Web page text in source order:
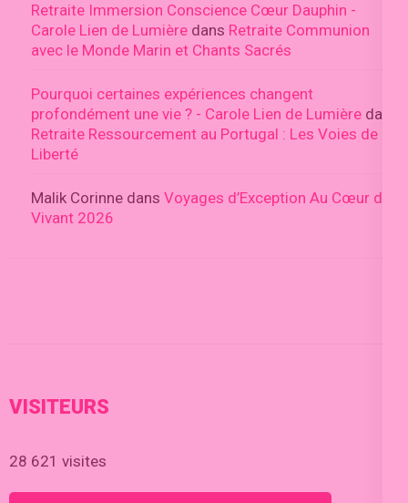
Retraite Immersion Conscience Cœur Dauphin -
Carole Lien de Lumière dans Retraite Communion
avec le Monde Marin et Chants Sacrés
Pourquoi certaines expériences changent
profondément une vie ? - Carole Lien de Lumière dans
Retraite Ressourcement au Portugal : Les Voies de la
Liberté
Malik Corinne dans Voyages d’Exception Au Cœur du
Vivant 2026
VISITEURS
28 621 visites